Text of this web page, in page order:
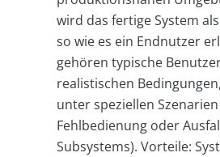
wird das fertige System
so wie es ein Endnutzer
gehören typische
realistischen
unter speziellen Szenarien
Fehlbedienung oder
Subsystems). Vorteile: